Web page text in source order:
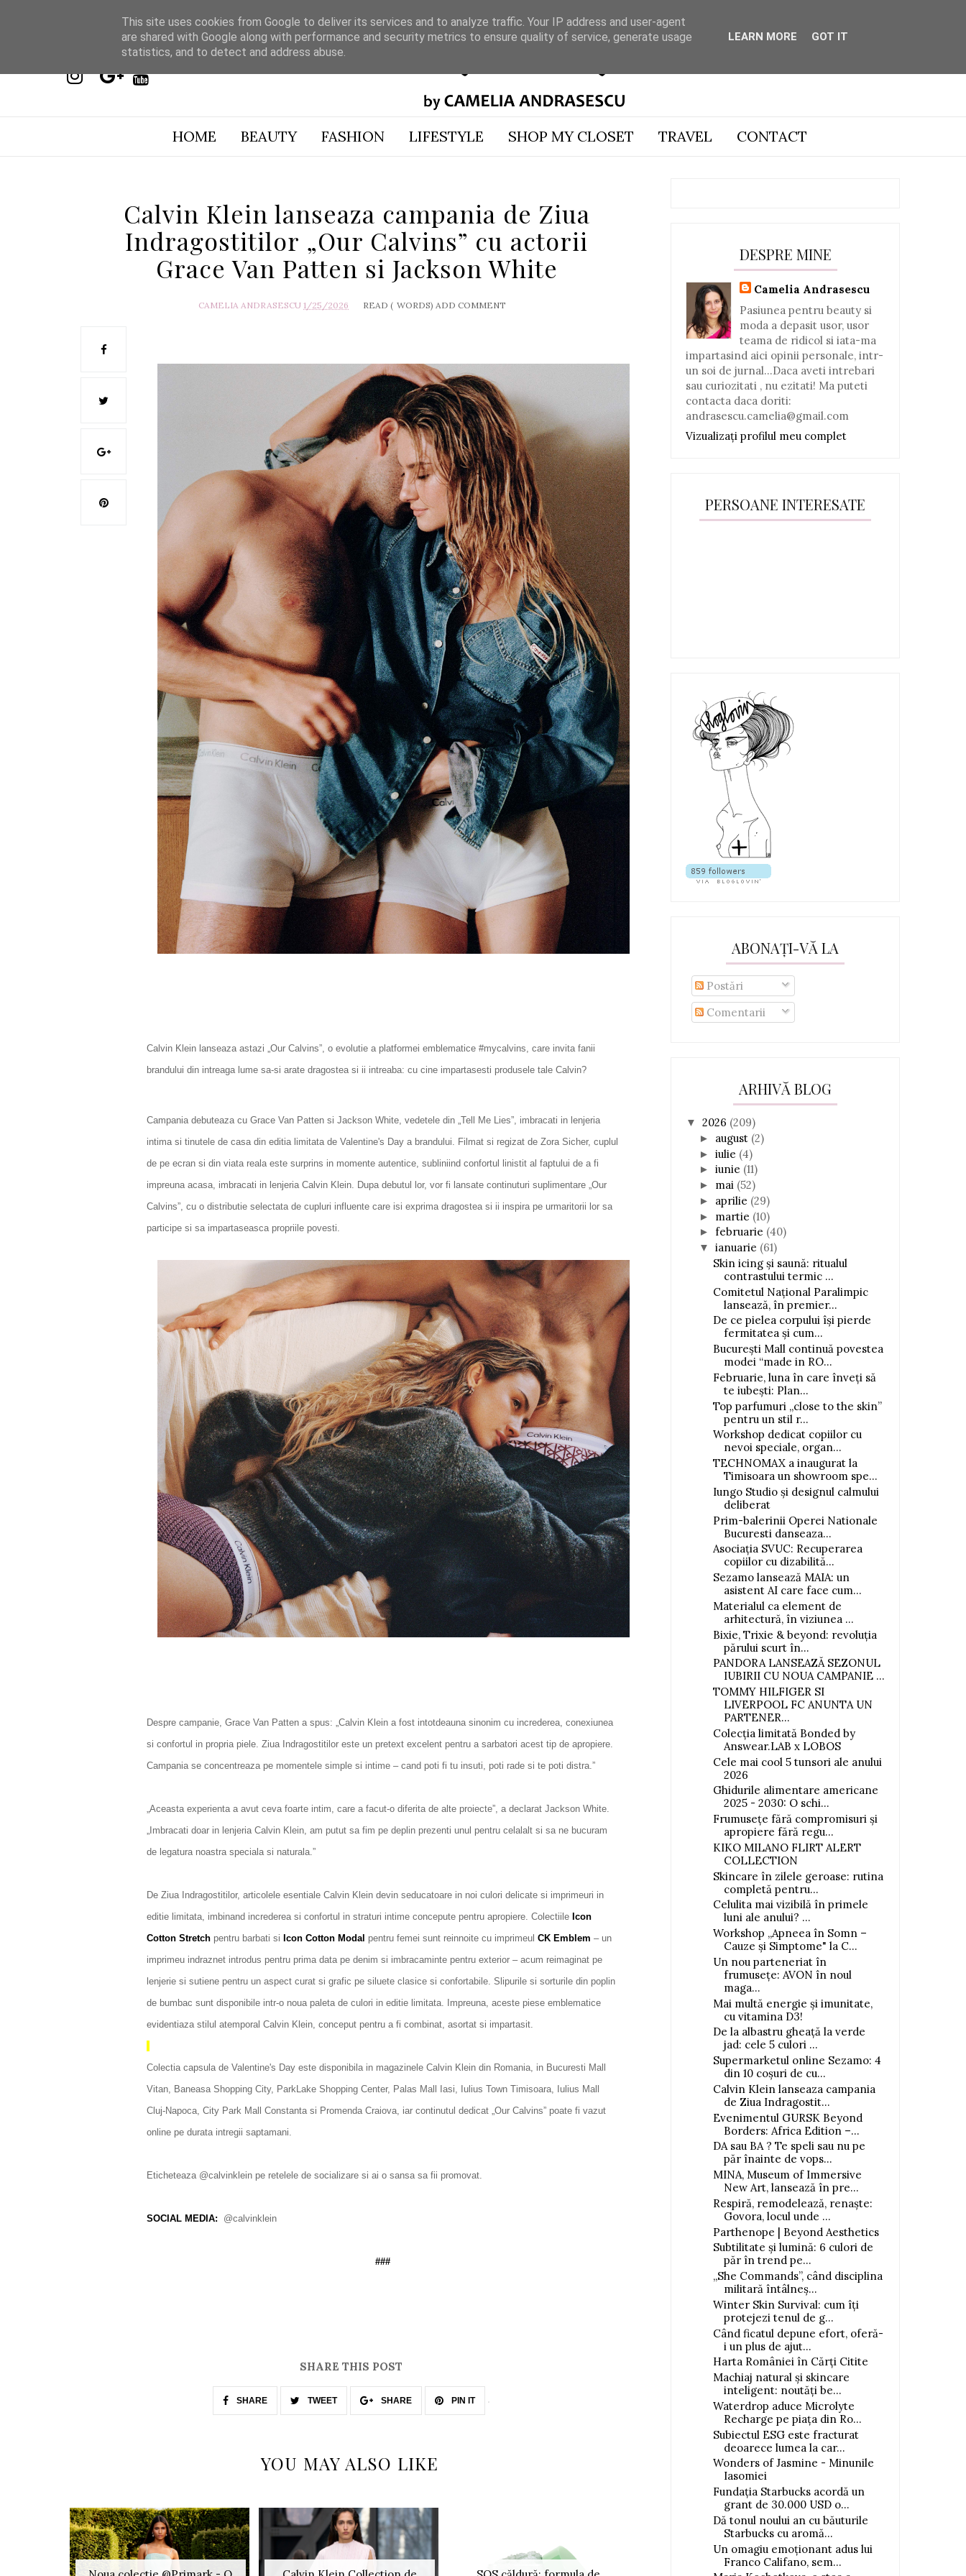
HOME BEAUTY FASHION LIFESTYLE SHOP MY CLOSET TRAVEL CONTACT
Calvin Klein lanseaza campania de Ziua
Indragostitilor „Our Calvins” cu actorii
Grace Van Patten si Jackson White
CAMELIA ANDRASESCU 1/25/2026 READ ( WORDS) ADD COMMENT
Calvin Klein lanseaza astazi „Our Calvins”, o evolutie a platformei emblematice #mycalvins, care invita fanii
brandului din intreaga lume sa-si arate dragostea si ii intreaba: cu cine impartasesti produsele tale Calvin?
Campania debuteaza cu Grace Van Patten si Jackson White, vedetele din „Tell Me Lies”, imbracati in lenjeria
intima si tinutele de casa din editia limitata de Valentine's Day a brandului. Filmat si regizat de Zora Sicher, cuplul
de pe ecran si din viata reala este surprins in momente autentice, subliniind confortul linistit al faptului de a fi
impreuna acasa, imbracati in lenjeria Calvin Klein. Dupa debutul lor, vor fi lansate continuturi suplimentare „Our
Calvins”, cu o distributie selectata de cupluri influente care isi exprima dragostea si ii inspira pe urmaritorii lor sa
participe si sa impartaseasca propriile povesti.
Despre campanie, Grace Van Patten a spus: „Calvin Klein a fost intotdeauna sinonim cu increderea, conexiunea
si confortul in propria piele. Ziua Indragostitilor este un pretext excelent pentru a sarbatori acest tip de apropiere.
Campania se concentreaza pe momentele simple si intime – cand poti fi tu insuti, poti rade si te poti distra.”
„Aceasta experienta a avut ceva foarte intim, care a facut-o diferita de alte proiecte”, a declarat Jackson White.
„Imbracati doar in lenjeria Calvin Klein, am putut sa fim pe deplin prezenti unul pentru celalalt si sa ne bucuram
de legatura noastra speciala si naturala.”
De Ziua Indragostitilor, articolele esentiale Calvin Klein devin seducatoare in noi culori delicate si imprimeuri in
editie limitata, imbinand increderea si confortul in straturi intime concepute pentru apropiere. ColectiileIcon
Cotton Stretch pentru barbati siIcon Cotton Modal pentru femei sunt reinnoite cu imprimeulCK Emblem– un
imprimeu indraznet introdus pentru prima data pe denim si imbracaminte pentru exterior – acum reimaginat pe
lenjerie si sutiene pentru un aspect curat si grafic pe siluete clasice si confortabile. Slipurile si sorturile din poplin
de bumbac sunt disponibile intr-o noua paleta de culori in editie limitata. Impreuna, aceste piese emblematice
evidentiaza stilul atemporal Calvin Klein, conceput pentru a fi combinat, asortat si impartasit.
Colectia capsula de Valentine's Day este disponibila in magazinele Calvin Klein din Romania, in Bucuresti Mall
Vitan, Baneasa Shopping City, ParkLake Shopping Center, Palas Mall Iasi, Iulius Town Timisoara, Iulius Mall
Cluj-Napoca, City Park Mall Constanta si Promenda Craiova, iar continutul dedicat „Our Calvins” poate fi vazut
online pe durata intregii saptamani.
Eticheteaza @calvinklein pe retelele de socializare si ai o sansa sa fii promovat.
SOCIAL MEDIA: @calvinklein
###
SHARE THIS POST
SHARE TWEET SHARE PIN IT
YOU MAY ALSO LIKE
DESPRE MINE
Camelia Andrasescu
Pasiunea pentru beauty si
moda a depasit usor, usor
teama de ridicol si iata-ma
impartasind aici opinii personale, intr-
un soi de jurnal...Daca aveti intrebari
sau curiozitati , nu ezitati! Ma puteti
contacta daca doriti:
andrasescu.camelia@gmail.com
Vizualizați profilul meu complet
PERSOANE INTERESATE
ABONAȚI-VĂ LA
Postări
Comentarii
ARHIVĂ BLOG
▼ 2026 (209)
► august (2)
► iulie (4)
► iunie (11)
► mai (52)
► aprilie (29)
► martie (10)
► februarie (40)
▼ ianuarie (61)
Skin icing și saună: ritualul
contrastului termic ...
Comitetul Național Paralimpic
lansează, în premier...
De ce pielea corpului își pierde
fermitatea și cum...
București Mall continuă povestea
modei “made in RO...
Februarie, luna în care înveți să
te iubești: Plan...
Top parfumuri „close to the skin”
pentru un stil r...
Workshop dedicat copiilor cu
nevoi speciale, organ...
TECHNOMAX a inaugurat la
Timisoara un showroom spe...
Iungo Studio și designul calmului
deliberat
Prim-balerinii Operei Nationale
Bucuresti danseaza...
Asociația SVUC: Recuperarea
copiilor cu dizabilită...
Sezamo lansează MAIA: un
asistent AI care face cum...
Materialul ca element de
arhitectură, în viziunea ...
Bixie, Trixie & beyond: revoluția
părului scurt în...
PANDORA LANSEAZĂ SEZONUL
IUBIRII CU NOUA CAMPANIE ...
TOMMY HILFIGER SI
LIVERPOOL FC ANUNTA UN
PARTENER...
Colecția limitată Bonded by
Answear.LAB x LOBOS
Cele mai cool 5 tunsori ale anului
2026
Ghidurile alimentare americane
2025 - 2030: O schi...
Frumusețe fără compromisuri și
apropiere fără regu...
KIKO MILANO FLIRT ALERT
COLLECTION
Skincare în zilele geroase: rutina
completă pentru...
Celulita mai vizibilă în primele
luni ale anului? ...
Workshop „Apneea în Somn –
Cauze și Simptome" la C...
Un nou parteneriat în
frumusețe: AVON în noul
maga...
Mai multă energie și imunitate,
cu vitamina D3!
De la albastru gheață la verde
jad: cele 5 culori ...
Supermarketul online Sezamo: 4
din 10 coșuri de cu...
Calvin Klein lanseaza campania
de Ziua Indragostit...
Evenimentul GURSK Beyond
Borders: Africa Edition –...
DA sau BA ? Te speli sau nu pe
păr înainte de vops...
MINA, Museum of Immersive
New Art, lansează în pre...
Respiră, remodelează, renaște:
Govora, locul unde ...
Parthenope | Beyond Aesthetics
Subtilitate și lumină: 6 culori de
păr în trend pe...
„She Commands”, când disciplina
militară întâlneș...
Winter Skin Survival: cum îți
protejezi tenul de g...
Când ficatul depune efort, oferă-
i un plus de ajut...
Harta României în Cărți Citite
Machiaj natural și skincare
inteligent: noutăți be...
Waterdrop aduce Microlyte
Recharge pe piața din Ro...
Subiectul ESG este fracturat
deoarece lumea la car...
Wonders of Jasmine - Minunile
Iasomiei
Fundația Starbucks acordă un
grant de 30.000 USD o...
Dă tonul noului an cu băuturile
Starbucks cu aromă...
Un omagiu emoționant adus lui
Franco Califano, sem...
This site uses cookies from Google to deliver its services and to analyze traffic. Your IP address and user-agent
are shared with Google along with performance and security metrics to ensure quality of service, generate usage
statistics, and to detect and address abuse.
LEARN MORE GOT IT